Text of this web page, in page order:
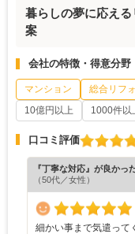
暮らしの夢に応え
案
会社の特徴・得意分野
マンション 総合リフ
10億円以上
1000件以
口コミ評価
『丁寧な対応』が良かっ
（50代／女性）
細かい事まで気遣って